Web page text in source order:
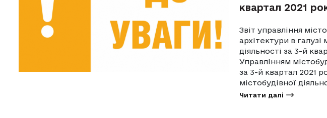
квартал 2021
Звіт управління
архітектури в галузі
діяльності за 3-й
Управлінням
за 3-й квартал 2021
містобудівної
Читати далі